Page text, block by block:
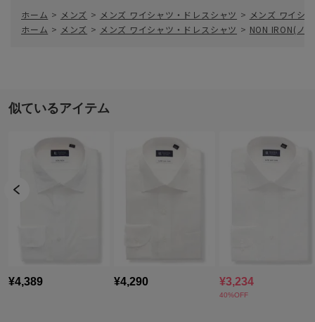
ホーム > メンズ > メンズ ワイシャツ・ドレスシャツ > メンズ ワイシ
ホーム > メンズ > メンズ ワイシャツ・ドレスシャツ > NON IRON(ノ